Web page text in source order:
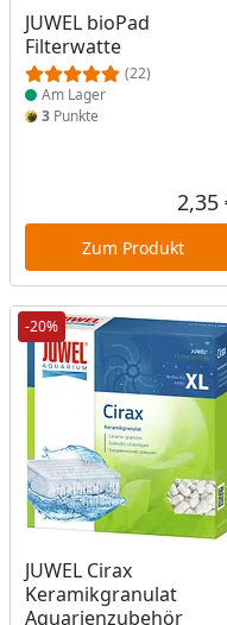
JUWEL bioPad
Filterwatte
(22)
Produkt am Lager
Am Lager
3 Punkte
2,35
Zum Produkt
-20%
JUWEL Cirax
Keramikgranulat
Aquarienzubehör
Produkt am Lager